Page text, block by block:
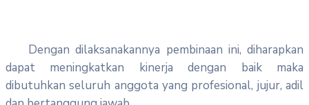
Dengan dilaksanakannya pembinaan ini, diharapkan
dapat meningkatkan kinerja dengan baik maka
dibutuhkan seluruh anggota yang profesional, jujur, adil